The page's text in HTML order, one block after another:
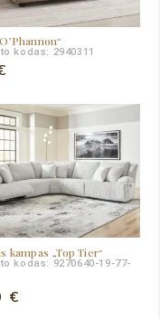
kodas: 2940311
kampas „Top Tier“
kodas: 9270640-19-77-
€